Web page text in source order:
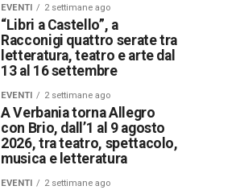
EVENTI 2 settimane ago
“Libri a Castello”, a
Racconigi quattro serate tra
letteratura, teatro e arte dal
13 al 16 settembre
EVENTI 2 settimane ago
A Verbania torna Allegro
con Brio, dall’1 al 9 agosto
2026, tra teatro, spettacolo,
musica e letteratura
EVENTI 2 settimane ago